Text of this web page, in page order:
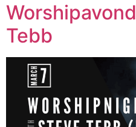
Tebb